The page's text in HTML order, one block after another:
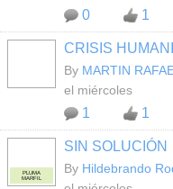
0 1
CRISIS
By MARTIN
el miércoles
1 1
PLUMA
MARFIL
SIN SOLUCIÓN
By Hildebrando